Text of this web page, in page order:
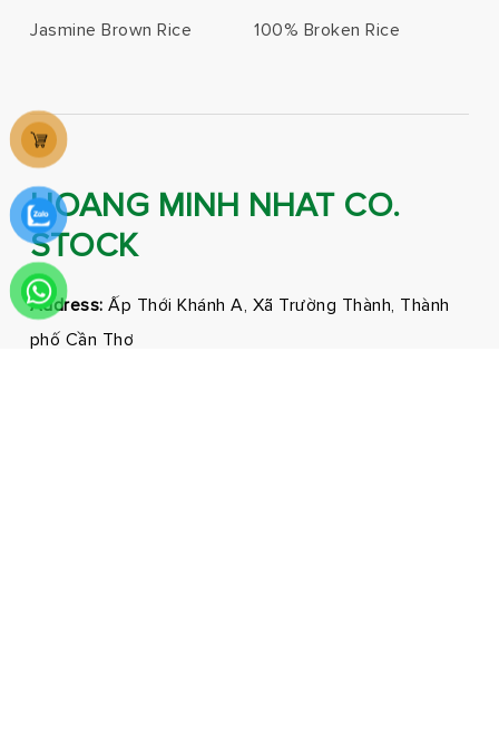
Jasmine Brown Rice
100% Broken Rice
HOANG MINH NHAT CO.
STOCK
Address:Ấp Thới Khánh A, Xã Trường Thành, Thành
phố Cần Thơ